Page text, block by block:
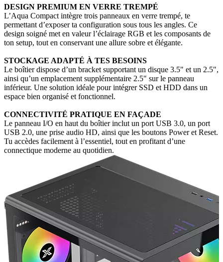
DESIGN PREMIUM EN VERRE TREMPÉ
L’Aqua Compact intègre trois panneaux en verre trempé, te
permettant d’exposer ta configuration sous tous les angles. Ce
design soigné met en valeur l’éclairage RGB et les composants de
ton setup, tout en conservant une allure sobre et élégante.
STOCKAGE ADAPTÉ À TES BESOINS
Le boîtier dispose d’un bracket supportant un disque 3.5" et un 2.5",
ainsi qu’un emplacement supplémentaire 2.5" sur le panneau
inférieur. Une solution idéale pour intégrer SSD et HDD dans un
espace bien organisé et fonctionnel.
CONNECTIVITÉ PRATIQUE EN FAÇADE
Le panneau I/O en haut du boîtier inclut un port USB 3.0, un port
USB 2.0, une prise audio HD, ainsi que les boutons Power et Reset.
Tu accèdes facilement à l’essentiel, tout en profitant d’une
connectique moderne au quotidien.